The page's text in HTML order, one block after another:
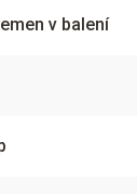
v balení